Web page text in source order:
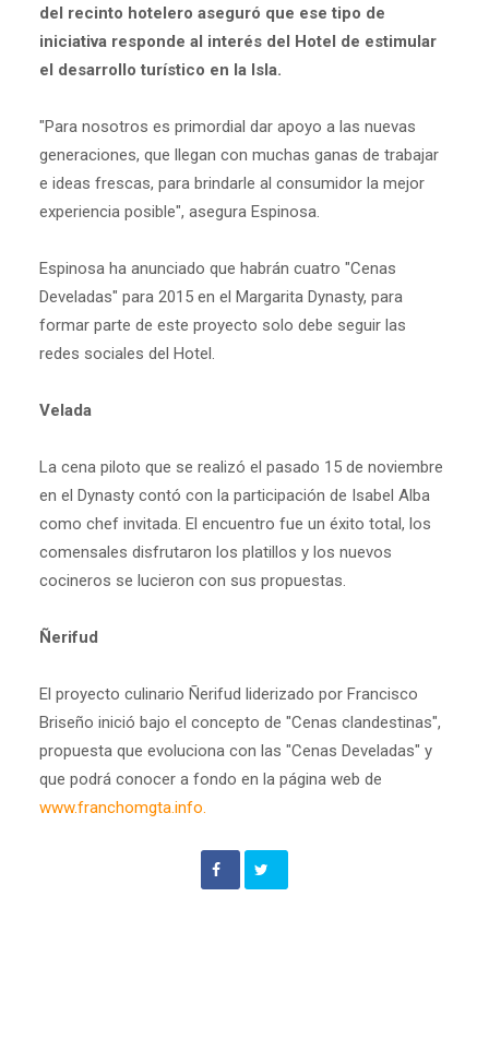
del recinto hotelero aseguró que ese tipo de
iniciativa responde al interés del Hotel de estimular
el desarrollo turístico en la Isla.
"Para nosotros es primordial dar apoyo a las nuevas
generaciones, que llegan con muchas ganas de trabajar
e ideas frescas, para brindarle al consumidor la mejor
experiencia posible", asegura Espinosa.
Espinosa ha anunciado que habrán cuatro "Cenas
Develadas" para 2015 en el Margarita Dynasty, para
formar parte de este proyecto solo debe seguir las
redes sociales del Hotel.
Velada
La cena piloto que se realizó el pasado 15 de noviembre
en el Dynasty contó con la participación de Isabel Alba
como chef invitada. El encuentro fue un éxito total, los
comensales disfrutaron los platillos y los nuevos
cocineros se lucieron con sus propuestas.
Ñerifud
El proyecto culinario Ñerifud liderizado por Francisco
Briseño inició bajo el concepto de "Cenas clandestinas",
propuesta que evoluciona con las "Cenas Develadas" y
que podrá conocer a fondo en la página web de
www.franchomgta.info.